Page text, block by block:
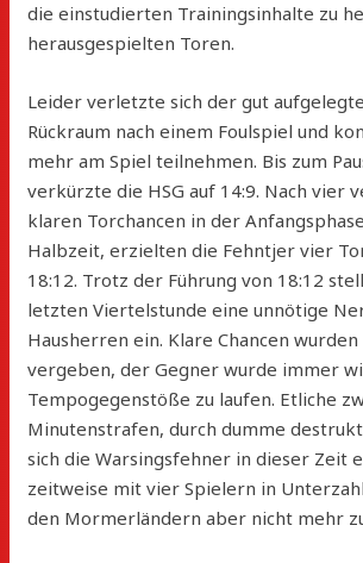
die einstudierten Trainingsinhalte zu
herausgespielten Toren.
Leider verletzte sich der gut
Rückraum nach einem Foulspiel und
mehr am Spiel teilnehmen. Bis zum
verkürzte die HSG auf 14:9. Nach vier
klaren Torchancen in der
Halbzeit, erzielten die Fehntjer vier
18:12. Trotz der Führung von 18:12
letzten Viertelstunde eine unnötige
Hausherren ein. Klare Chancen
vergeben, der Gegner wurde immer
Tempogegenstöße zu laufen. Etliche
Minutenstrafen, durch dumme
sich die Warsingsfehner in dieser Zeit
zeitweise mit vier Spielern in
den Mormerländern aber nicht mehr